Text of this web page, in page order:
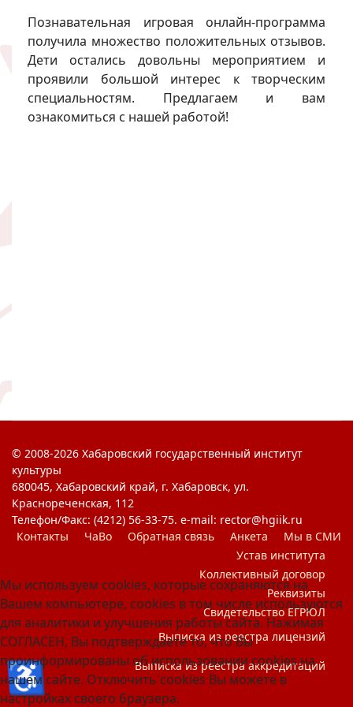
Познавательная игровая онлайн-программа
получила множество положительных отзывов.
Дети остались довольны мероприятием и
проявили большой интерес к творческим
специальностям. Предлагаем и вам
ознакомиться с нашей работой!
© 2008-2026 Хабаровский государственный институт
культуры
680045, Хабаровский край, г. Хабаровск, ул.
Краснореченская, 112
Телефон/Факс: (4212) 56-33-75. e-mail: rector@hgiik.ru
Контакты
ЧаВо Обратная связь Анкета
Мы в СМИ
Устав института
Коллективный договор
Реквизиты
Свидетельство ЕГРЮЛ
Выписка из реестра лицензий
Выписка из реестра аккредитаций
Мы используем cookies, которые сохраняются на
Вашем компьютере, cookies в том числе используются
для аналитики и улучшения работы сайта. Нажимая
СОГЛАСЕН, Вы подтверждаете то, что Вы
проинформированы об использовании cookies на
нашем сайте. Отключить cookies Вы можете в
настройках своего браузера.